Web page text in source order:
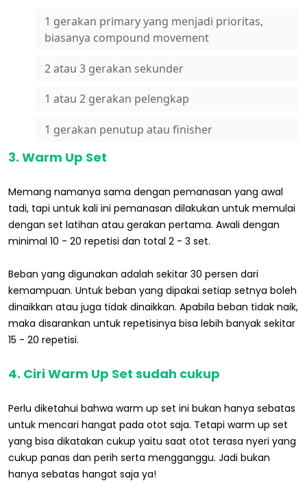
1 gerakan primary yang menjadi prioritas,
biasanya compound movement
2 atau 3 gerakan sekunder
1 atau 2 gerakan pelengkap
1 gerakan penutup atau finisher
3. Warm Up Set
Memang namanya sama dengan pemanasan yang awal
tadi, tapi untuk kali ini pemanasan dilakukan untuk memulai
dengan set latihan atau gerakan pertama. Awali dengan
minimal 10 - 20 repetisi dan total 2 - 3 set.
Beban yang digunakan adalah sekitar 30 persen dari
kemampuan. Untuk beban yang dipakai setiap setnya boleh
dinaikkan atau juga tidak dinaikkan. Apabila beban tidak naik,
maka disarankan untuk repetisinya bisa lebih banyak sekitar
15 - 20 repetisi.
4. Ciri Warm Up Set sudah cukup
Perlu diketahui bahwa warm up set ini bukan hanya sebatas
untuk mencari hangat pada otot saja. Tetapi warm up set
yang bisa dikatakan cukup yaitu saat otot terasa nyeri yang
cukup panas dan perih serta mengganggu. Jadi bukan
hanya sebatas hangat saja ya!